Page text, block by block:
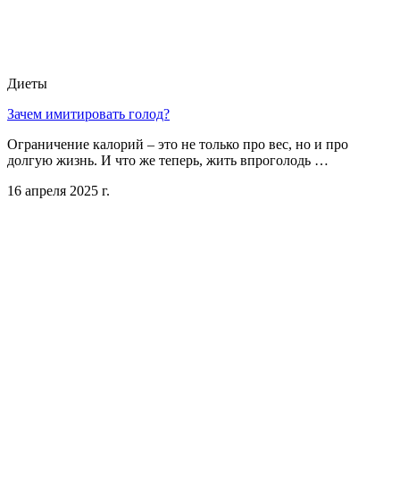
Диеты
Зачем имитировать голод?
Ограничение калорий – это не только про вес, но и про
долгую жизнь. И что же теперь, жить впроголодь …
16 апреля 2025 г.